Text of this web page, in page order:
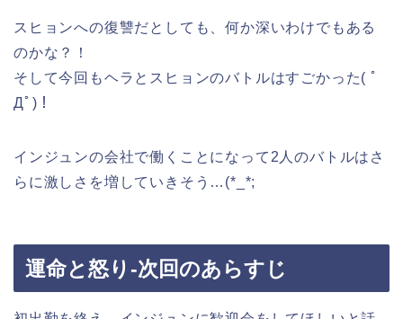
スヒョンへの復讐だとしても、何か深いわけでもある
のかな？！
そして今回もヘラとスヒョンのバトルはすごかった( ﾟ
Дﾟ)！
インジュンの会社で働くことになって2人のバトルはさ
らに激しさを増していきそう…(*_*;
運命と怒り-次回のあらすじ